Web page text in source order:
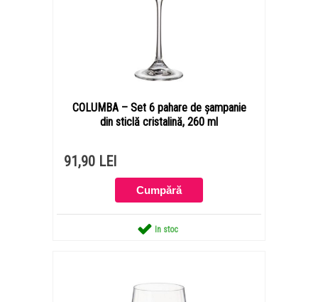
COLUMBA – Set 6 pahare de șampanie
din sticlă cristalină, 260 ml
91,90 LEI
In stoc